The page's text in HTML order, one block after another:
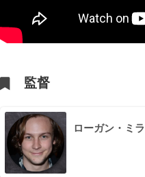
監督
ローガン・ミ